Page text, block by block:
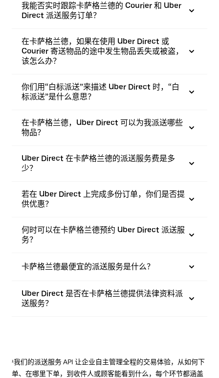
我能否实时跟踪卡萨格兰德的 Courier 和 Uber
Direct 派送服务订单？
在卡萨格兰德，如果在使用 Uber Direct 或
Courier 寄送物品的途中发生物品丢失或被盗，
该怎么办？
你们用“白标派送”来描述 Uber Direct 时，“白
标派送”是什么意思？
在卡萨格兰德，Uber Direct 可以为我派送哪些
物品？
Uber Direct 在卡萨格兰德的派送服务费是多
少？
若在 Uber Direct 上完成多份订单，你们是否提
供优惠？
何时可以在卡萨格兰德预约 Uber Direct 派送服
务？
卡萨格兰德最便宜的派送服务是什么？
Uber Direct 是否在卡萨格兰德提供法律资料派
送服务？
¹我们的派送服务 API 让企业自主管理全程的交易体验，从如何下
单、在哪里下单，到收件人或顾客能看到什么，每个环节都涵盖